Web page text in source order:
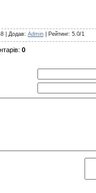
| Додав: Admin Рейтинг: 5.0/1
: 0